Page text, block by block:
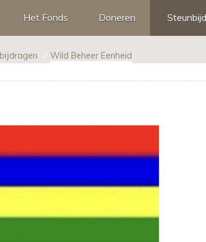
Het Fonds
Beleidsplan
Doelstelling
Doneren
Giftenaftrek, eenmalige
Testamentair schenken
> Wild Beheer Eenheid